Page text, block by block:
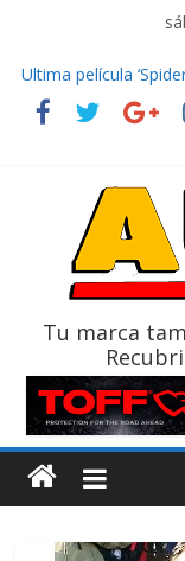
El costo de tener un
decidir
Ultima película
La Vuelta al
La FEDAK recibe
Tu marca